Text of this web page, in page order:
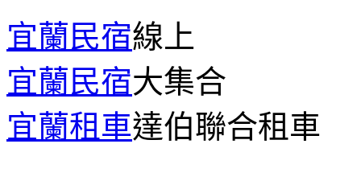
宜蘭民宿線上
宜蘭民宿大集合
宜蘭租車達伯聯合租車